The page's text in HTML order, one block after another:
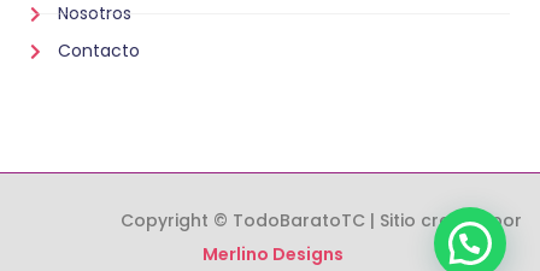
Nosotros
Contacto
Copyright © TodoBaratoTC | Sitio creado por
Merlino Designs